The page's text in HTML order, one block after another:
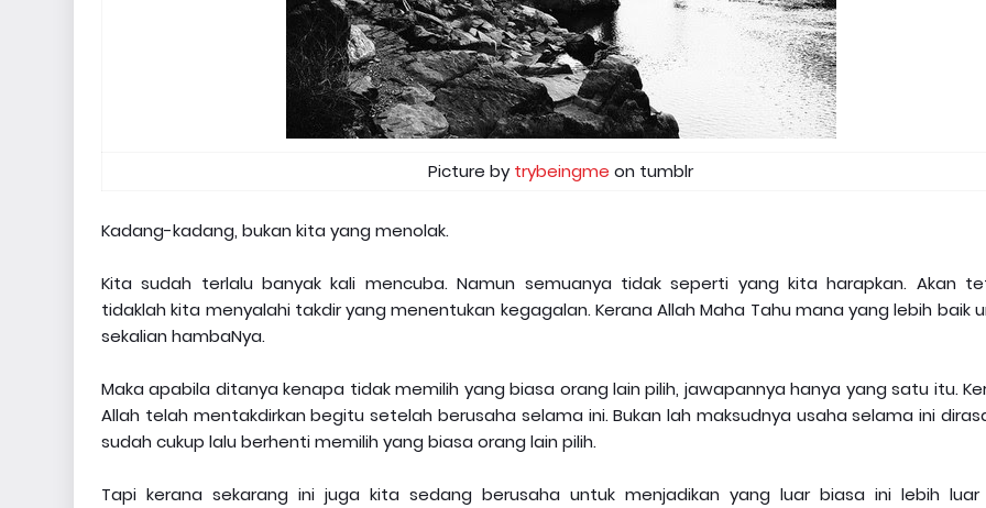
Picture bytrybeingme on tumblr
Kadang-kadang, bukan kita yang menolak.
Kita sudah terlalu banyak kali mencuba. Namun semuanya tidak seperti yang kita harapkan. Akan
tidaklah kita menyalahi takdir yang menentukan kegagalan. Kerana Allah Maha Tahu mana yang lebih baik
sekalian hambaNya.
Maka apabila ditanya kenapa tidak memilih yang biasa orang lain pilih, jawapannya hanya yang satu itu.
Allah telah mentakdirkan begitu setelah berusaha selama ini. Bukan lah maksudnya usaha selama ini
sudah cukup lalu berhenti memilih yang biasa orang lain pilih.
Tapi kerana sekarang ini juga kita sedang berusaha untuk menjadikan yang luar biasa ini lebih luar